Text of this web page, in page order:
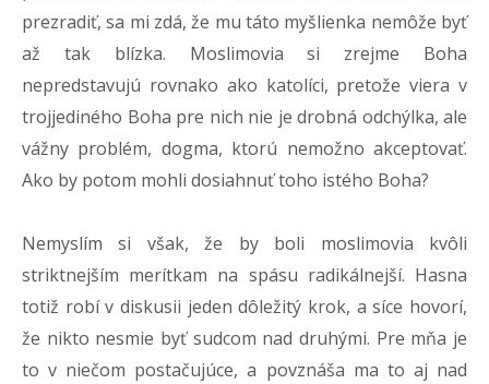
prezradiť, sa mi zdá, že mu táto myšlienka nemôže byť
až tak blízka. Moslimovia si zrejme Boha
nepredstavujú rovnako ako katolíci, pretože viera v
trojjediného Boha pre nich nie je drobná odchýlka, ale
vážny problém, dogma, ktorú nemožno akceptovať.
Ako by potom mohli dosiahnuť toho istého Boha?
Nemyslím si však, že by boli moslimovia kvôli
striktnejším merítkam na spásu radikálnejší. Hasna
totiž robí v diskusii jeden dôležitý krok, a síce hovorí,
že nikto nesmie byť sudcom nad druhými. Pre mňa je
to v niečom postačujúce, a povznáša ma to aj nad